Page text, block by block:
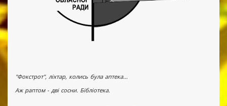
"Фокстрот", ліхтар, колись була аптека...
Аж раптом - дві сосни. Бібліотека.